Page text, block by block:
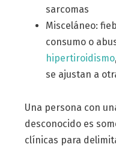
sarcomas
Misceláneo:
consumo o
hipertiroidismo,
se ajustan a
Una persona con
desconocido es
clínicas para